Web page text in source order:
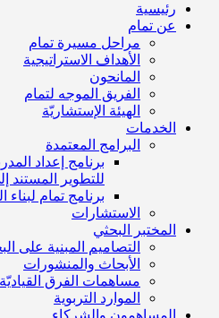
رئيسية
عن تمام
مراحل مسيرة تمام
الأهداف الاستراتيجية
المانحون
الفريق الموجه لتمام
الهيئة الإستشاريّة
الخدمات
البرامج المعتمدة
برنامج إعداد
للتطوير المستند
برنامج تمام لبناء
الاستشارات
المختبر البحثي
التصاميم المبنية على
الأبحاث والمنشورات
مساهمات الفرق
الموارد التربوية